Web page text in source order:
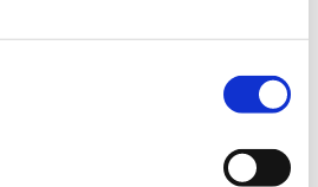
でふぉ ぬいぐるみ イャンクック